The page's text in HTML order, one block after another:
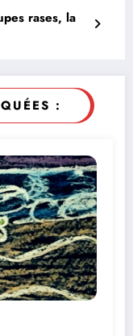
rases, la
: